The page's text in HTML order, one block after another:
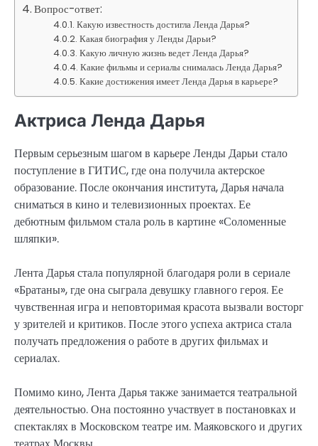
Вопрос-ответ:
Какую известность достигла Ленда Дарья?
Какая биография у Ленды Дарьи?
Какую личную жизнь ведет Ленда Дарья?
Какие фильмы и сериалы снималась Ленда Дарья?
Какие достижения имеет Ленда Дарья в карьере?
Актриса Ленда Дарья
Первым серьезным шагом в карьере Ленды Дарьи стало
поступление в ГИТИС, где она получила актерское
образование. После окончания института, Дарья начала
сниматься в кино и телевизионных проектах. Ее
дебютным фильмом стала роль в картине «Соломенные
шляпки».
Лента Дарья стала популярной благодаря роли в сериале
«Братаны», где она сыграла девушку главного героя. Ее
чувственная игра и неповторимая красота вызвали восторг
у зрителей и критиков. После этого успеха актриса стала
получать предложения о работе в других фильмах и
сериалах.
Помимо кино, Лента Дарья также занимается театральной
деятельностью. Она постоянно участвует в постановках и
спектаклях в Московском театре им. Маяковского и других